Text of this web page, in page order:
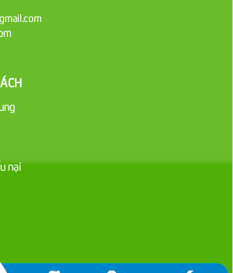
Sa Tế Cholimex Hũ Thuỷ Tinh 150g
Nước tương cholimex 4,9L
Liên hệ
Dầu Ăn Minh Huê 25kg
nại